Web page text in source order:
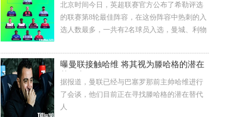
北京时间今日，英超联赛官方公布了希勒评选
的联赛第8轮最佳阵容，在这份阵容中热刺的入
选人数最多，一共有2名球员入选，曼城、利物
狼队、布莱顿以及莱斯特城各有1名球员入
曝曼联接触哈维 将其视为滕哈格的潜在
据报道，曼联已经与巴塞罗那前主帅哈维进行
了会谈，他们目前正在寻找滕哈格的潜在替代
人